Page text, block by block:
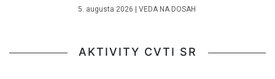
5. augusta 2026 VEDA NA DOSAH
AKTIVITY CVTI SR